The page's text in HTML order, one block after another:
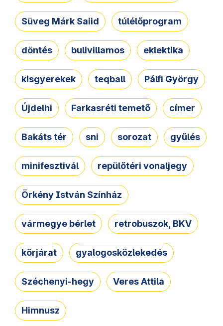
Süveg Márk Saiid túlélőprogram
döntés bulivillamos eklektika
kisgyerekek teqball Pálfi György
Újdelhi Farkasréti temető címer
Bakáts tér sni sorozat gyűlés
minifesztivál repülőtéri vonaljegy
Örkény István Színház
vármegye bérlet retrobuszok, BKV
körjárat gyalogosközlekedés
Széchenyi-hegy Veres Attila
Himnusz